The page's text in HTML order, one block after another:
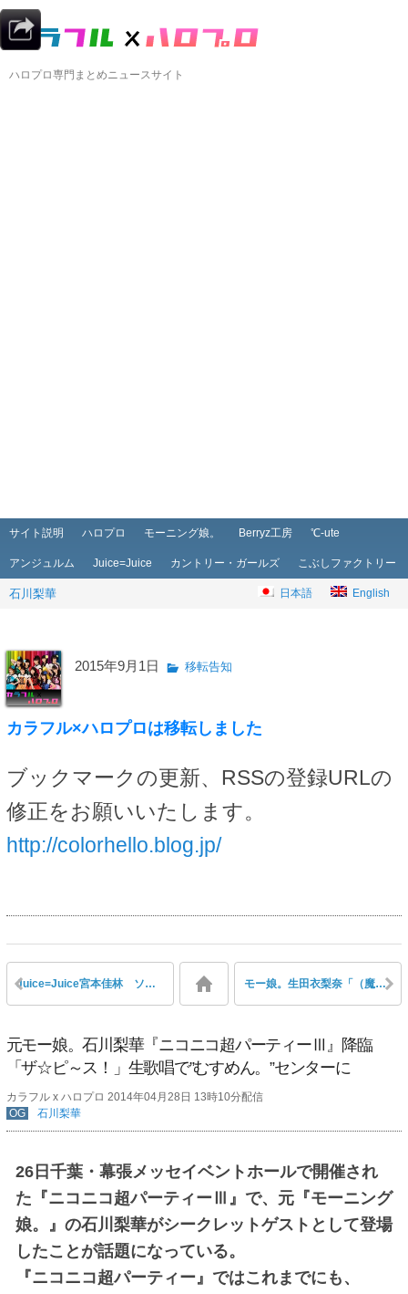
ハロプロ専門まとめニュースサイト
メインメニュー
メインコンテンツへ移動
サブコンテンツへ移動
サイト説明 ハロプロ モーニング娘。 Berryz工房 ℃-ute
アンジュルム Juice=Juice カントリー・ガールズ こぶしファクトリー
石川梨華 日本語 English
2015年9月1日 移転告知
カラフル×ハロプロは移転しました
ブックマークの更新、RSSの登録URLの
修正をお願いいたします。
http://colorhello.blog.jp/
Juice=Juice宮本佳林 ソロ写真集『佳林』発売決定！ 4/28予約受付開始 モー娘。生田衣梨奈「（魔法は）黒バラでやったらウケたので『これイケるんじゃね？』と… もうやらないけど」
元モー娘。石川梨華『ニコニコ超パーティーⅢ』降臨
「ザ☆ピ～ス！」生歌唱で”むすめん。”センターに
カラフル x ハロプロ 2014年04月28日 13時10分配信
OG
石川梨華
26日千葉・幕張メッセイベントホールで開催され
た『ニコニコ超パーティーⅢ』で、元『モーニング
娘。』の石川梨華がシークレットゲストとして登場
したことが話題になっている。
『ニコニコ超パーティー』ではこれまでにも、